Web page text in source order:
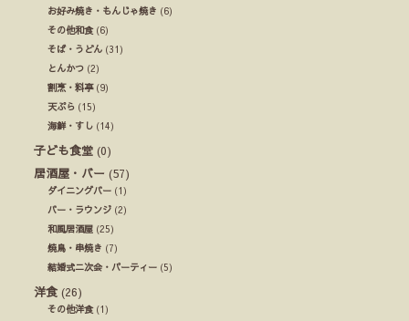
お好み焼き・もんじゃ焼き (6)
その他和食(6)
そば・うどん (31)
とんかつ (2)
割烹・料亭(9)
天ぷら (15)
海鮮・すし (14)
子ども食堂 (0)
居酒屋・バー (57)
ダイニングバー (1)
バー・ラウンジ (2)
和風居酒屋 (25)
焼鳥・串焼き (7)
結婚式ニ次会・パーティー (5)
洋食 (26)
その他洋食(1)